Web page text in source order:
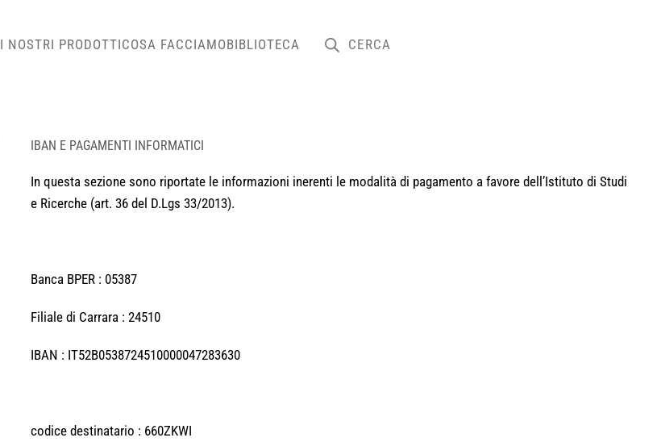
I NOSTRI PRODOTTICOSA FACCIAMOBIBLIOTECA
IBAN E PAGAMENTI INFORMATICI
In questa sezione sono riportate le informazioni inerenti le modalità di pagamento a favore dell’Istituto di Studi
e Ricerche (art. 36 del D.Lgs 33/2013).
Banca BPER : 05387
Filiale di Carrara : 24510
IBAN : IT52B0538724510000047283630
codice destinatario : 660ZKWI